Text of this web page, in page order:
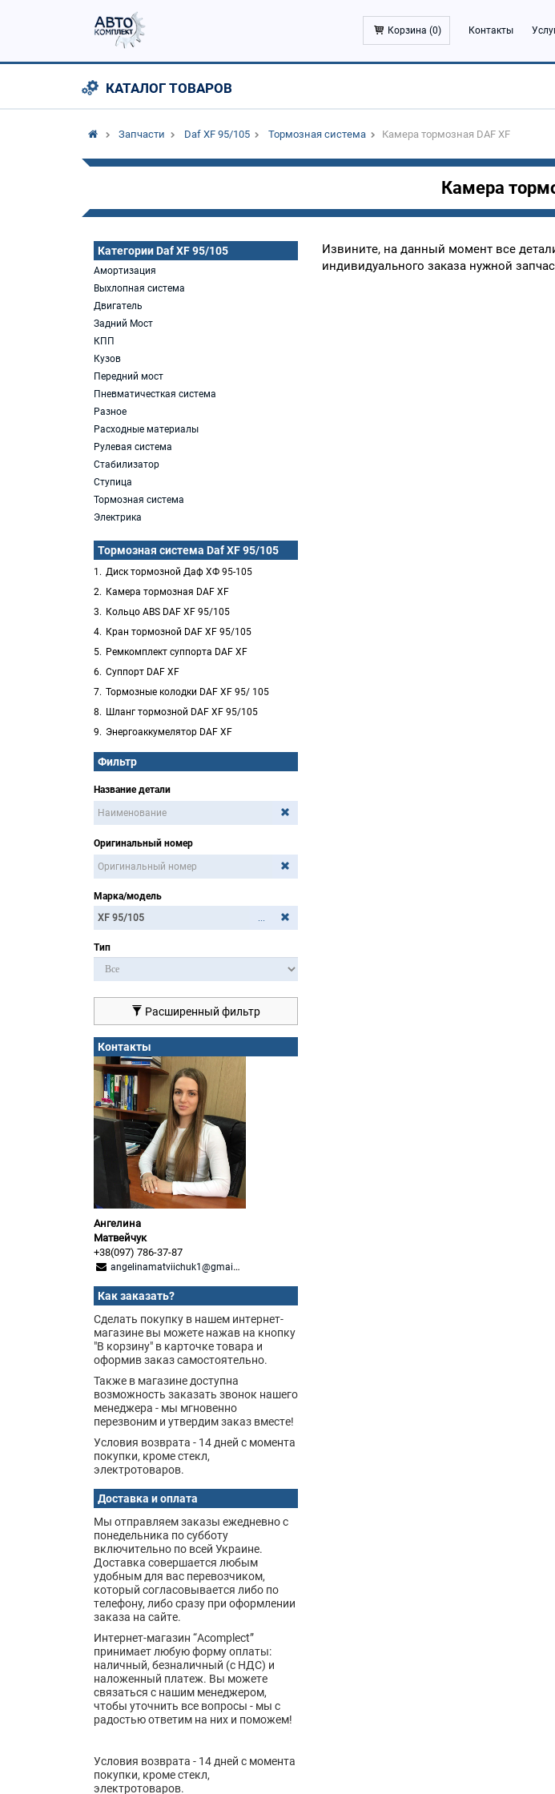
Корзина (0) Контакты
КАТАЛОГ ТОВАРОВ
Запчасти Daf XF 95/105 Тормозная система Камера тормозная DAF XF
Камера
Категории Daf XF 95/105
Амортизация
Выхлопная система
Двигатель
Задний Мост
КПП
Кузов
Передний мост
Пневматичесткая система
Разное
Расходные материалы
Рулевая система
Стабилизатор
Ступица
Тормозная система
Электрика
Тормозная система Daf XF 95/105
Диск тормозной Даф ХФ 95-105
Камера тормозная DAF XF
Кольцо ABS DAF XF 95/105
Кран тормозной DAF XF 95/105
Ремкомплект суппорта DAF XF
Суппорт DAF XF
Тормозные колодки DAF XF 95/ 105
Шланг тормозной DAF XF 95/105
Энергоаккумелятор DAF XF
Фильтр
Название детали
Оригинальный номер
Марка/модель
...
Тип
Расширенный фильтр
Контакты
Ангелина
Матвейчук
+38(097) 786-37-87
angelinamatviichuk1@gmail.com
Как заказать?
Сделать покупку в нашем интернет-
магазине вы можете нажав на кнопку
"В корзину" в карточке товара и
оформив заказ самостоятельно.
Также в магазине доступна
возможность заказать звонок нашего
менеджера - мы мгновенно
перезвоним и утвердим заказ вместе!
Условия возврата - 14 дней с момента
покупки, кроме стекл,
электротоваров.
Доставка и оплата
Мы отправляем заказы ежедневно с
понедельника по субботу
включительно по всей Украине.
Доставка совершается любым
удобным для вас перевозчиком,
который согласовывается либо по
телефону, либо сразу при оформлении
заказа на сайте.
Интернет-магазин “Acomplect”
принимает любую форму оплаты:
наличный, безналичный (с НДС) и
наложенный платеж. Вы можете
связаться с нашим менеджером,
чтобы уточнить все вопросы - мы с
радостью ответим на них и поможем!
Условия возврата - 14 дней с момента
покупки, кроме стекл,
электротоваров.
Извините, на данный момент все
индивидуального заказа нужной